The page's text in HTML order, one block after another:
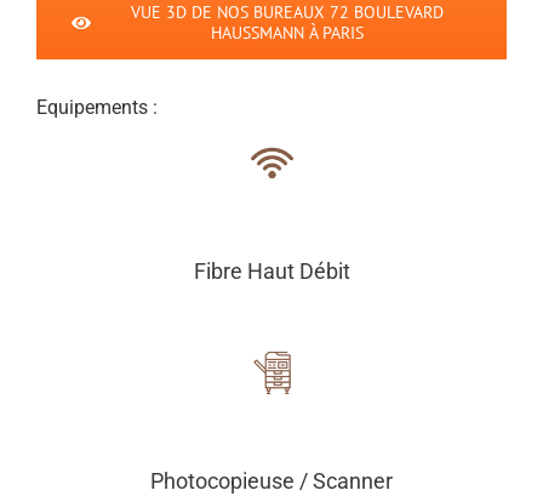
VUE 3D DE NOS BUREAUX 72 BOULEVARD
HAUSSMANN À PARIS
Equipements :
Fibre Haut Débit
Photocopieuse / Scanner